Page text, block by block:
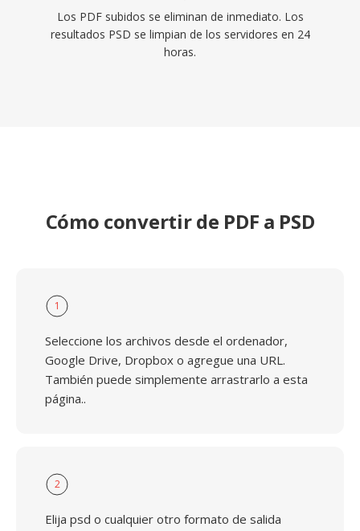
Los PDF subidos se eliminan de inmediato. Los
resultados PSD se limpian de los servidores en 24
horas.
Cómo convertir de PDF a PSD
1
Seleccione los archivos desde el ordenador,
Google Drive, Dropbox o agregue una URL.
También puede simplemente arrastrarlo a esta
página..
2
Elija psd o cualquier otro formato de salida